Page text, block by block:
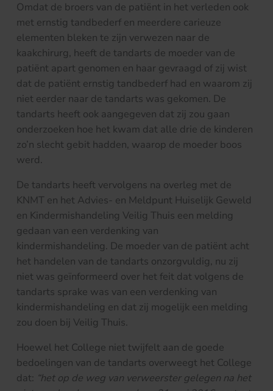
Omdat de broers van de patiënt in het verleden ook
met ernstig tandbederf en meerdere carieuze
elementen bleken te zijn verwezen naar de
kaakchirurg, heeft de tandarts de moeder van de
patiënt apart genomen en haar gevraagd of zij wist
dat de patiënt ernstig tandbederf had en waarom zij
niet eerder naar de tandarts was gekomen. De
tandarts heeft ook aangegeven dat zij zou gaan
onderzoeken hoe het kwam dat alle drie de kinderen
zo’n slecht gebit hadden, waarop de moeder boos
werd.
De tandarts heeft vervolgens na overleg met de
KNMT en het Advies- en Meldpunt Huiselijk Geweld
en Kindermishandeling Veilig Thuis een melding
gedaan van een verdenking van
kindermishandeling. De moeder van de patiënt acht
het handelen van de tandarts onzorgvuldig, nu zij
niet was geïnformeerd over het feit dat volgens de
tandarts sprake was van een verdenking van
kindermishandeling en dat zij mogelijk een melding
zou doen bij Veilig Thuis.
Hoewel het College niet twijfelt aan de goede
bedoelingen van de tandarts overweegt het College
dat: “het op de weg van verweerster gelegen na het